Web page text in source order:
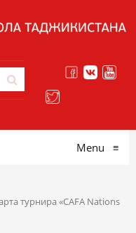
Menu ≡
турнира «CAFA Nations